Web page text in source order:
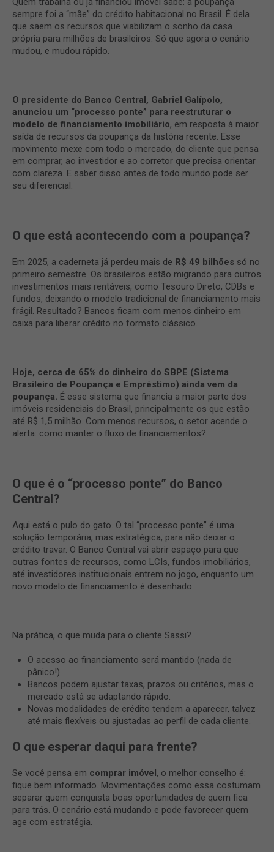
sempre foi a “mãe” do crédito habitacional no Brasil. É dela
que saem os recursos que viabilizam o sonho da casa
própria para milhões de brasileiros. Só que agora o cenário
mudou, e mudou rápido.
O presidente do Banco Central, Gabriel Galípolo,
anunciou um “processo ponte” para reestruturar o
modelo de financiamento imobiliário, em resposta à maior
saída de recursos da poupança da história recente. Esse
movimento mexe com todo o mercado, do cliente que pensa
em comprar, ao investidor e ao corretor que precisa orientar
com clareza. E saber disso antes de todo mundo pode ser
seu diferencial.
O que está acontecendo com a poupança?
Em 2025, a caderneta já perdeu mais de R$ 49 bilhões só no
primeiro semestre. Os brasileiros estão migrando para outros
investimentos mais rentáveis, como Tesouro Direto, CDBs e
fundos, deixando o modelo tradicional de financiamento mais
frágil. Resultado? Bancos ficam com menos dinheiro em
caixa para liberar crédito no formato clássico.
Hoje, cerca de 65% do dinheiro do SBPE (Sistema
Brasileiro de Poupança e Empréstimo) ainda vem da
poupança. É esse sistema que financia a maior parte dos
imóveis residenciais do Brasil, principalmente os que estão
até R$ 1,5 milhão. Com menos recursos, o setor acende o
alerta: como manter o fluxo de financiamentos?
O que é o “processo ponte” do Banco
Central?
Aqui está o pulo do gato. O tal “processo ponte” é uma
solução temporária, mas estratégica, para não deixar o
crédito travar. O Banco Central vai abrir espaço para que
outras fontes de recursos, como LCIs, fundos imobiliários,
até investidores institucionais entrem no jogo, enquanto um
novo modelo de financiamento é desenhado.
Na prática, o que muda para o cliente Sassi?
O acesso ao financiamento será mantido (nada de
pânico!).
Bancos podem ajustar taxas, prazos ou critérios, mas o
mercado está se adaptando rápido.
Novas modalidades de crédito tendem a aparecer, talvez
até mais flexíveis ou ajustadas ao perfil de cada cliente.
O que esperar daqui para frente?
Se você pensa em comprar imóvel , o melhor conselho é:
fique bem informado. Movimentações como essa costumam
separar quem conquista boas oportunidades de quem fica
para trás. O cenário está mudando e pode favorecer quem
age com estratégia.